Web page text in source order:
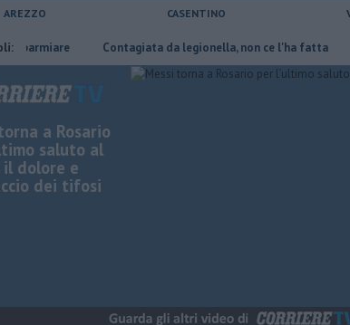
AREZZO CASENTINO
Contagiata da legionella, non ce l'ha fatta
a Rosario
saluto al
dolore e
dei tifosi